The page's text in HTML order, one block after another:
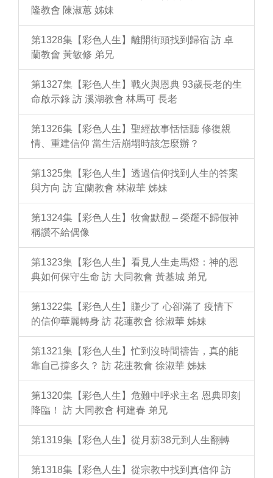
隆教會 陳淑蕙 姊妹
第1328集【彩色人生】離開街頭找到歸宿 訪 卓
蘭教會 黃敏修 弟兄
第1327集【彩色人生】戰火與恩典 93歲長老的生
命啟示錄 訪 溪湖教會 林馬可 長老
第1326集【彩色人生】聖經故事恬恬聽 修復親
情、重建信仰 當生活崩塌時該怎麼辦？
第1325集【彩色人生】透過信仰找到人生的答案
與方向 訪 宜蘭教會 林淑華 姊妹
第1324集【彩色人生】牧會默觀 – 榮耀不歸假神
稱讚不給偶像
第1323集【彩色人生】看見人生走馬燈：神的恩
典如何保守生命 訪 大同教會 黃基城 弟兄
第1322集【彩色人生】賺少了 心卻滿了 疫情下
的信仰華麗轉身 訪 花蓮教會 徐淑華 姊妹
第1321集【彩色人生】忙到沒時間禱告，真的能
靠自己撐多久？ 訪 花蓮教會 徐淑華 姊妹
第1320集【彩色人生】危難中呼求主名 恩典即刻
降臨！ 訪 大同教會 柯建春 弟兄
第1319集【彩色人生】從月薪38元到人生翻轉
第1318集【彩色人生】從宗教中找到真信仰 訪